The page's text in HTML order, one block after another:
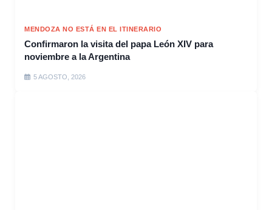
MENDOZA NO ESTÁ EN EL ITINERARIO
Confirmaron la visita del papa León XIV para
noviembre a la Argentina
5 AGOSTO, 2026